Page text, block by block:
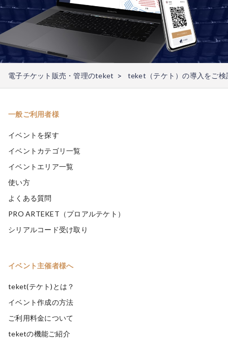
電子チケット販売・管理のteket teket（テケト）の導入をご検
一般ご利用者様
イベントを探す
イベントカテゴリ一覧
イベントエリア一覧
使い方
よくある質問
PRO ARTEKET（プロアルテケト）
シリアルコード受け取り
イベント主催者様へ
teket(テケト)とは？
イベント作成の方法
ご利用料金について
teketの機能ご紹介